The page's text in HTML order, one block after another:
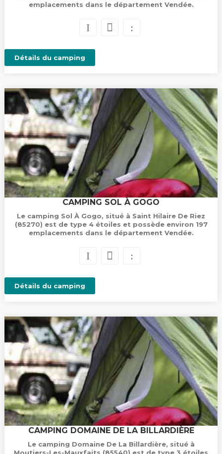
emplacements dans le département Vendée.
Détails du camping
CAMPING SOL À GOGO
Le camping Sol À Gogo, situé à Saint Hilaire De Riez
(85270) est de type 4 étoiles et possède environ 197
emplacements dans le département Vendée.
Détails du camping
CAMPING DOMAINE DE LA BILLARDIÈRE
Le camping Domaine De La Billardière, situé à